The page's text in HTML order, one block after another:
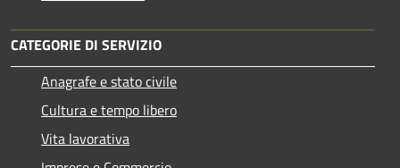
CATEGORIE DI SERVIZIO
Anagrafe e stato civile
Cultura e tempo libero
Vita lavorativa